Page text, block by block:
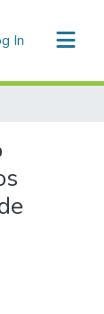
In (current)